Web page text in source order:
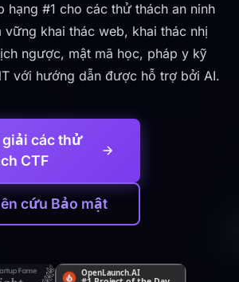
hạng #1 cho các thử thách an ninh
vững khai thác web, khai thác nhị
ngược, mật mã học, pháp y kỹ
với hướng dẫn được hỗ trợ bởi AI.
giải các thử
CTF
cứu Bảo mật